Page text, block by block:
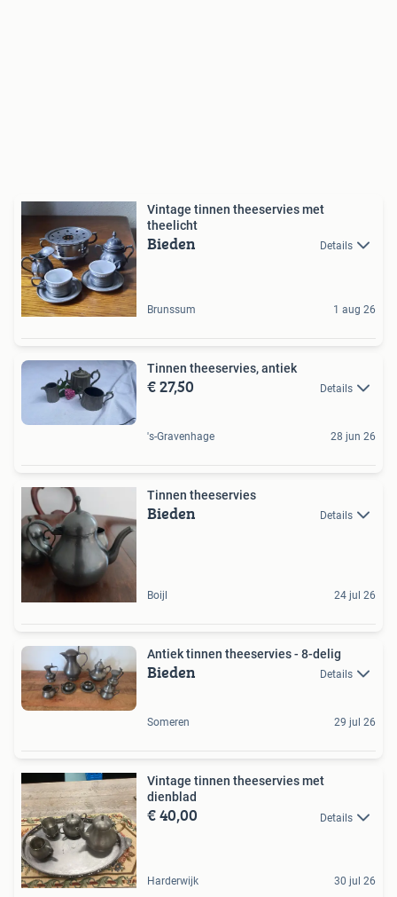
Vintage tinnen theeservies met
theelicht
Bieden Details
Brunssum 1 aug 26
Tinnen theeservies, antiek
€ 27,50 Details
's-Gravenhage 28 jun 26
Tinnen theeservies
Bieden Details
Boijl 24 jul 26
Antiek tinnen theeservies - 8-delig
Bieden Details
Someren 29 jul 26
Vintage tinnen theeservies met
dienblad
€ 40,00 Details
Harderwijk 30 jul 26